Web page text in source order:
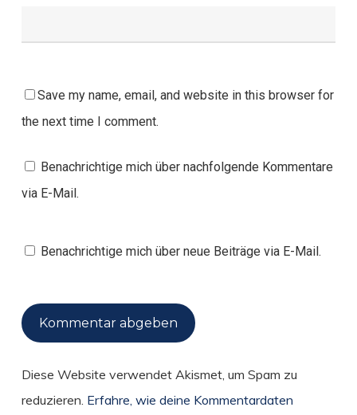
Save my name, email, and website in this browser for
the next time I comment.
Benachrichtige mich über nachfolgende Kommentare
via E-Mail.
Benachrichtige mich über neue Beiträge via E-Mail.
Diese Website verwendet Akismet, um Spam zu
reduzieren. Erfahre, wie deine Kommentardaten